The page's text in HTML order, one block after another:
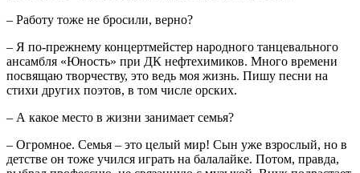
– Работу тоже не бросили, верно?
– Я по-прежнему концертмейстер народного танцевального
ансамбля «Юность» при ДК нефтехимиков. Много времени
посвящаю творчеству, это ведь моя жизнь. Пишу песни на
стихи других поэтов, в том числе орских.
– А какое место в жизни занимает семья?
– Огромное. Семья – это целый мир! Сын уже взрослый, но в
детстве он тоже учился играть на балалайке. Потом, правда,